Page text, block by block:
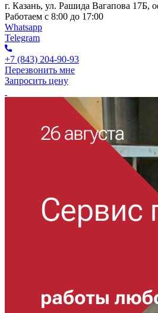
г. Казань, ул. Рашида Вагапова 17Б,
Работаем с 8:00 до 17:00
Whatsapp
Telegram
+7 (843) 204-90-93
Перезвонить мне
Запросить цену